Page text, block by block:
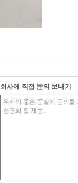
회사에 직접 문의 보내기